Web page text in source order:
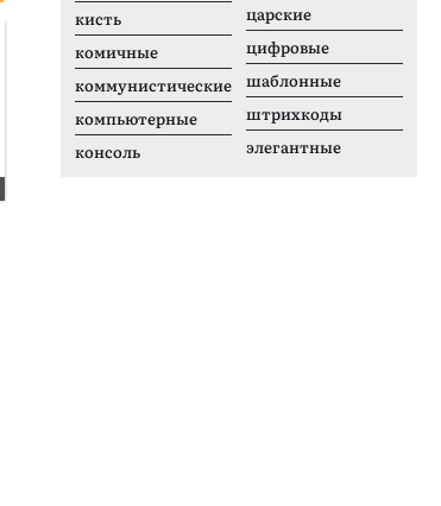
Платный шрифт
кисть
комичные
коммунистические
компьютерные
консоль
царские
цифровые
шаблонные
штрихкоды
элегантные